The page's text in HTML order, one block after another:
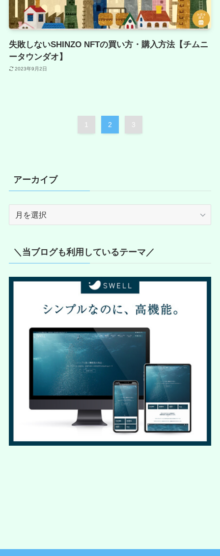
失敗しないSHINZO NFTの買い方・購入方法【チムニ
ータウンダオ】
2023年9月2日
1 2 3
アーカイブ
イ
＼当ブログも利用しているテーマ／